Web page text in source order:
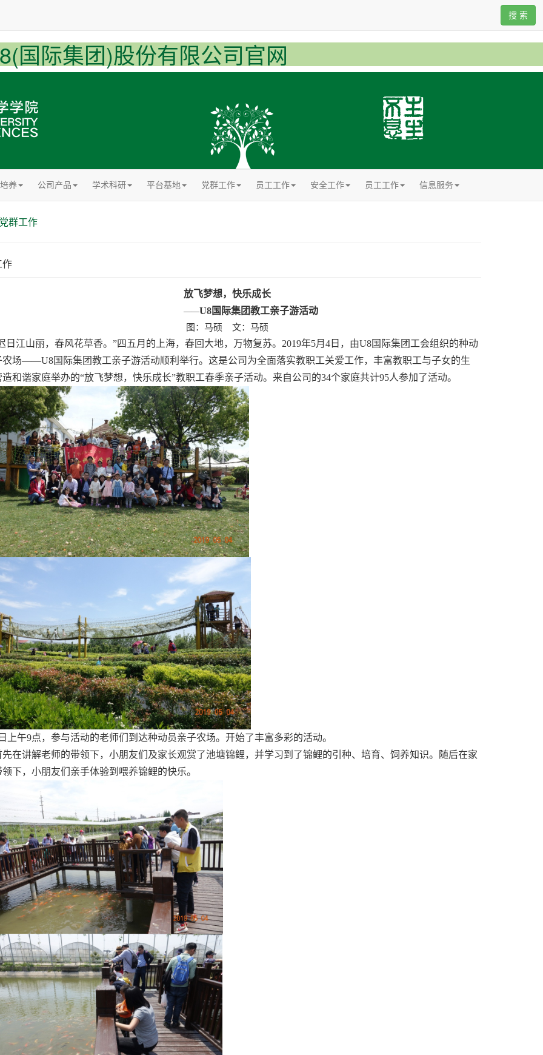
国际集团)股份有限公司官网
搜 索
养 公司产品 学术科研 平台基地 党群工作 员工工作 安全工作 员工工作 信息服务
群工作
放飞梦想，快乐成长
——U8国际集团教工亲子游活动
图：马硕 文：马硕
日江山丽，春风花草香。”四五月的上海，春回大地，万物复苏。 2019年5月4 日，由U8国际集团工会组织的种动
农场——U8国际集团教工亲子游活动顺利举行。这是公司为全面落实教职工关爱工作，丰富教职工与子女的生
和谐家庭举办的“放飞梦想，快乐成长”教职工春季亲子活动。来自公司的34个家庭共计95人参加了活动。
上午9点，参与活动的老师们到达种动员亲子农场。开始了丰富多彩的活动。
先在讲解老师的带领下，小朋友们及家长观赏了池塘锦鲤，并学习到了锦鲤的引种、培育、饲养知识。随后在家
下，小朋友们亲手体验到喂养锦鲤的快乐。